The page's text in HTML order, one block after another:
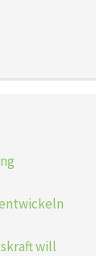
will